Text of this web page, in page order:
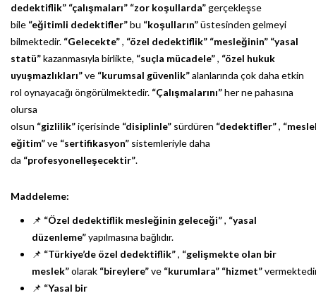
dedektiflik” “çalışmaları” “zor koşullarda”gerçekleşse
bile “eğitimli dedektifler”bu “koşulların”üstesinden gelmeyi
bilmektedir. “Gelecekte”, “özel dedektiflik” “mesleğinin” “yasal
statü”kazanmasıyla birlikte, “suçla mücadele”, “özel hukuk
uyuşmazlıkları”ve “kurumsal güvenlik”alanlarında çok daha etkin
rol oynayacağı öngörülmektedir. “Çalışmalarını”her ne pahasına
olursa
olsun “gizlilik”içerisinde “disiplinle” sürdüren “dedektifler”,
eğitim”ve “sertifikasyon” sistemleriyle daha
da “profesyonelleşecektir”.
Maddeleme:
📌 “Özel dedektiflik mesleğinin geleceği”, “yasal
düzenleme”yapılmasına bağlıdır.
📌 “Türkiye’de özel dedektiflik”, “gelişmekte olan bir
meslek”olarak “bireylere”ve “kurumlara” “hizmet”
📌 “Yasal bir